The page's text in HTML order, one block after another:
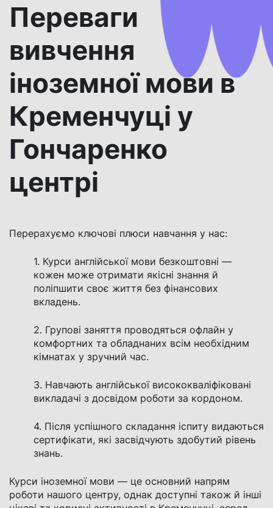
Переваги
вивчення
іноземної мови в
Кременчуці у
Гончаренко
центрі
Перерахуємо ключові плюси навчання у нас:
1. Курси англійської мови безкоштовні —
кожен може отримати якісні знання й
поліпшити своє життя без фінансових
вкладень.
2. Групові заняття проводяться офлайн у
комфортних та обладнаних всім необхідним
кімнатах у зручний час.
3. Навчають англійської висококваліфіковані
викладачі з досвідом роботи за кордоном.
4. Після успішного складання іспиту видаються
сертифікати, які засвідчують здобутий рівень
знань.
Курси іноземної мови — це основний напрям
роботи нашого центру, однак доступні також й інші